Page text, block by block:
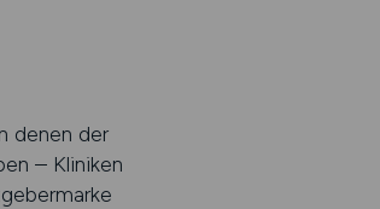
denen der
– Kliniken